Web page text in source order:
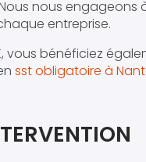
nous engageons
entreprise.
vous bénéficiez
sst obligatoire à